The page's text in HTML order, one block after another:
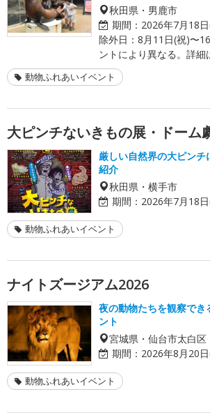
秋田県・男鹿市
期間： 2026年7月18
除外日：8月11日(祝)〜
ントにより異なる。詳細
動物ふれあいイベント
大ピンチないきもの展・ドーム
厳しい自然界の大ピン
紹介
秋田県・横手市
期間： 2026年7月18
動物ふれあいイベント
ナイトズージアム2026
夜の動物たちを観察で
ント
宮城県・仙台市太白区
期間： 2026年8月20
動物ふれあいイベント